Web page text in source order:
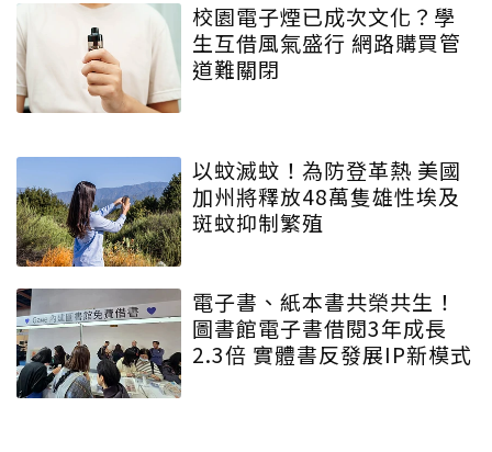
校園電子煙已成次文化？學
生互借風氣盛行 網路購買管
道難關閉
以蚊滅蚊！為防登革熱 美國
加州將釋放48萬隻雄性埃及
斑蚊抑制繁殖
電子書、紙本書共榮共生！
圖書館電子書借閱3年成長
2.3倍 實體書反發展IP新模式